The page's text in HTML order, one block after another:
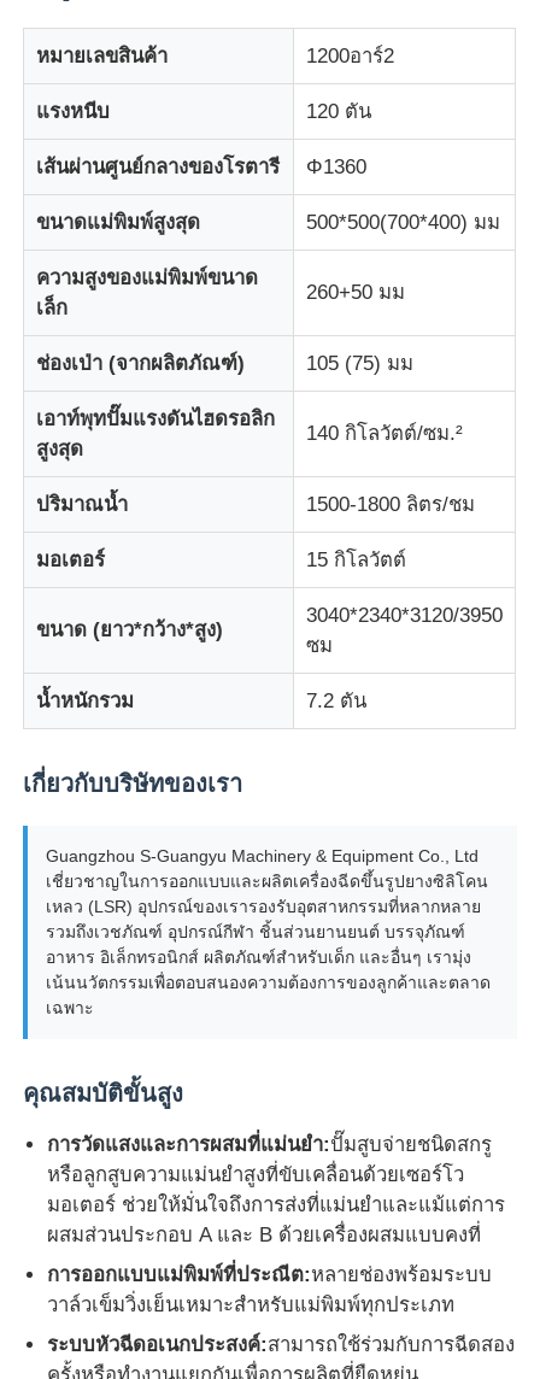
บ้าน
ผลิตภัณฑ์
เกี่ยวกับเรา
ทัวร์โรงงาน
ควบคุมคุณภาพ
ทุกกรณี
เครื่องพิมพ์ฉีดซิลิโคน
ระบบการใช้ยา LSR
อุปกรณ์เสริมเครื่องเจาะ
การพิมพ์ฉีดยางซิลิโคนเหลว
การพิมพ์ซิลิโคนเหลว
เครื่องพิมพ์ฉีดยางซิลิโคน
หมายเลขสินค้า 1200อาร์2
แรงหนีบ 120 ตัน
เส้นผ่านศูนย์กลางของโรตารี Φ1360
ขนาดแม่พิมพ์สูงสุด 500*500(700*400) มม
ความสูงของแม่พิมพ์ขนาด
เล็ก
260+50 มม
ช่องเป่า (จากผลิตภัณฑ์) 105 (75) มม
เอาท์พุทปั๊มแรงดันไฮดรอลิก
สูงสุด
140 กิโลวัตต์/ซม.²
ปริมาณน้ำ 1500-1800 ลิตร/ชม
มอเตอร์ 15 กิโลวัตต์
ขนาด (ยาว*กว้าง*สูง)
3040*2340*3120/3950
ซม
น้ำหนักรวม 7.2 ตัน
เกี่ยวกับบริษัทของเรา
Guangzhou S-Guangyu Machinery & Equipment Co., Ltd
เชี่ยวชาญในการออกแบบและผลิตเครื่องฉีดขึ้นรูปยางซิลิโคน
เหลว (LSR) อุปกรณ์ของเรารองรับอุตสาหกรรมที่หลากหลาย
รวมถึงเวชภัณฑ์ อุปกรณ์กีฬา ชิ้นส่วนยานยนต์ บรรจุภัณฑ์
อาหาร อิเล็กทรอนิกส์ ผลิตภัณฑ์สำหรับเด็ก และอื่นๆ เรามุ่ง
เน้นนวัตกรรมเพื่อตอบสนองความต้องการของลูกค้าและตลาด
เฉพาะ
คุณสมบัติขั้นสูง
การวัดแสงและการผสมที่แม่นยำ:ปั๊มสูบจ่ายชนิดสกรู
หรือลูกสูบความแม่นยำสูงที่ขับเคลื่อนด้วยเซอร์โว
มอเตอร์ ช่วยให้มั่นใจถึงการส่งที่แม่นยำและแม้แต่การ
ผสมส่วนประกอบ A และ B ด้วยเครื่องผสมแบบคงที่
การออกแบบแม่พิมพ์ที่ประณีต:หลายช่องพร้อมระบบ
วาล์วเข็มวิ่งเย็นเหมาะสำหรับแม่พิมพ์ทุกประเภท
ระบบหัวฉีดอเนกประสงค์:สามารถใช้ร่วมกับการฉีดสอง
ครั้งหรือทำงานแยกกันเพื่อการผลิตที่ยืดหยุ่น